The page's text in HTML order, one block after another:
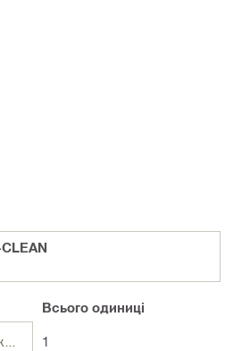
Упаковки
Всьогоодиниці
1